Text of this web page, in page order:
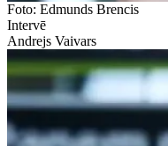
Foto: Edmunds Brencis
Intervē
Andrejs Vaivars